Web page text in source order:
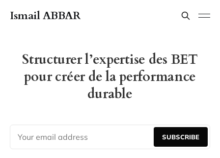
Ismail ABBAR
Structurer l’expertise des BET
pour créer de la performance
durable
SUBSCRIBE